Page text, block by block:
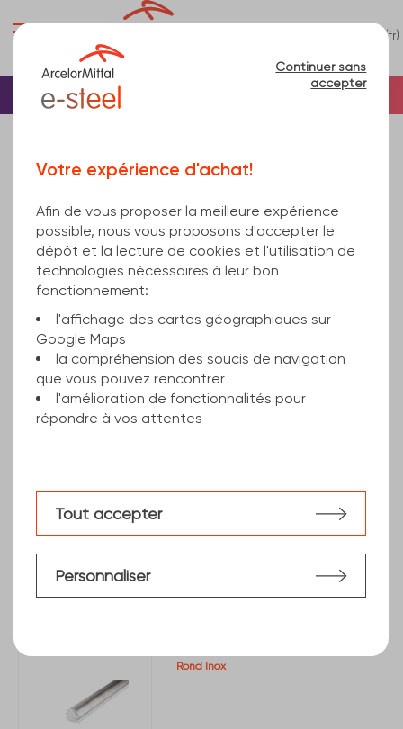
(fr)
Accueil Inox Barre inox
Barre inox (8)
Affiner
Pertinence
Rond Inox
Continuer sans
accepter
Votre expérience d'achat!
Afin de vous proposer la meilleure expérience
possible, nous vous proposons d'accepter le
dépôt et la lecture de cookies et l'utilisation de
technologies nécessaires à leur bon
fonctionnement:
l'affichage des cartes géographiques sur
Google Maps
la compréhension des soucis de navigation
que vous pouvez rencontrer
l'amélioration de fonctionnalités pour
répondre à vos attentes
Personnaliser
Tout accepter